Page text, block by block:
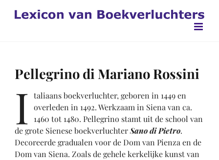
naar
Pellegrino di Mariano Rossini
I taliaans boekverluchter, geboren in 1449 en
overleden in 1492. Werkzaam in Siena van ca.
1460 tot 1480. Pellegrino stamt uit de school van
de grote Sienese boekverluchterSano di Pietro.
Decoreerde gradualen voor de Dom van Pienza en de
Dom van Siena. Zoals de gehele kerkelijke kunst van